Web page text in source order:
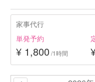
家事代行
単発予約
¥ 1,800 /1時間